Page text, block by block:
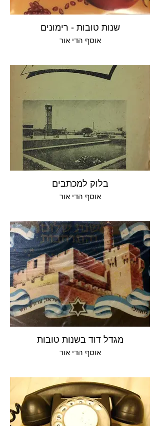
שנות טובות - רימונים
אוסף הדי אור
בלוק למכתבים
אוסף הדי אור
מגדל דוד בשנות טובות
אוסף הדי אור